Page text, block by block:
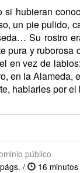
si hubieran
un pie pulido,
Su rostro
pura y ruborosa
en vez de
en la Alameda,
hablarles por
público
/
16